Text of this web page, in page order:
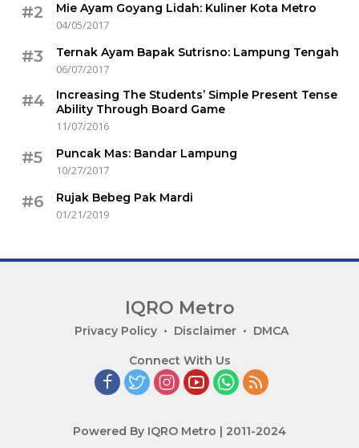
#2
Mie Ayam Goyang Lidah: Kuliner Kota Metro
04/05/2017
#3
Ternak Ayam Bapak Sutrisno: Lampung Tengah
06/07/2017
#4
Increasing The Students’ Simple Present Tense
Ability Through Board Game
11/07/2016
#5
Puncak Mas: Bandar Lampung
10/27/2017
#6
Rujak Bebeg Pak Mardi
01/21/2019
IQRO Metro
Privacy Policy Disclaimer DMCA
Connect With Us
Powered By IQRO Metro | 2011-2024